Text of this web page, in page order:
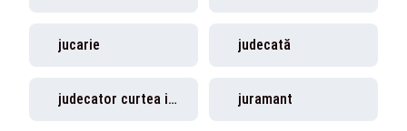
jucarie judecată
judecator curtea internationala de justitie juramant